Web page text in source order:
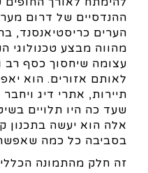
ההנדסיים של דרום
הערים כריסטיאנסנד,
מהווה מבצע טכנולוגי
עצומה שיחסוך כסף רב
לאותם אזורים. הוא
תיירות, אתרי דיג
שעד כה היו תלויים
אלה הוא יעשה בתכנון
בסביבה כל כמה
זה חלק מהתמונה